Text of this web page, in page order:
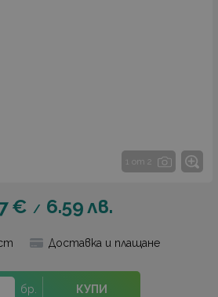
1 от 2
€ / 6.59лв.
Доставка и плащане
бр. КУПИ